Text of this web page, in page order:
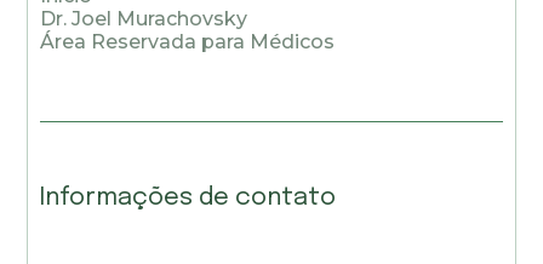
Dr. Joel Murachovsky
Área Reservada para Médicos
Informações de contato